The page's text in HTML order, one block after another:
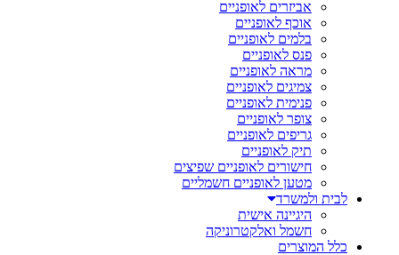
אביזרים לאופניים
אוכף לאופניים
בלמים לאופניים
פנס לאופניים
מראה לאופניים
צמיגים לאופניים
פנימית לאופניים
צופר לאופניים
גריפים לאופניים
תיק לאופניים
חישורים לאופניים שפיצים
מטען לאופניים חשמליים
לבית ולמשרד
היגיינה אישית
חשמל ואלקטרוניקה
כלל המוצרים